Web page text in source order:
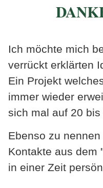
Ich möchte mich
verrückt erklärten
Ein Projekt
immer wieder
sich mal auf 20 bis
Ebenso zu
Kontakte aus dem
in einer Zeit